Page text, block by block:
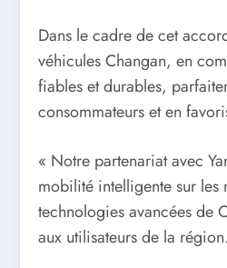
Dans le cadre de cet
véhicules Changan, en
fiables et durables,
consommateurs et en
« Notre partenariat avec
mobilité intelligente sur
technologies avancées de
aux utilisateurs de la